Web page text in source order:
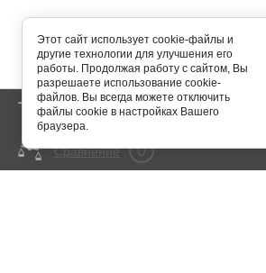
Корзина 0 пусто
Сравнение 0
Этот сайт использует cookie-файлы и
другие технологии для улучшения его
работы. Продолжая работу с сайтом, Вы
разрешаете использование cookie-
файлов. Вы всегда можете отключить
файлы cookie в настройках Вашего
браузера.